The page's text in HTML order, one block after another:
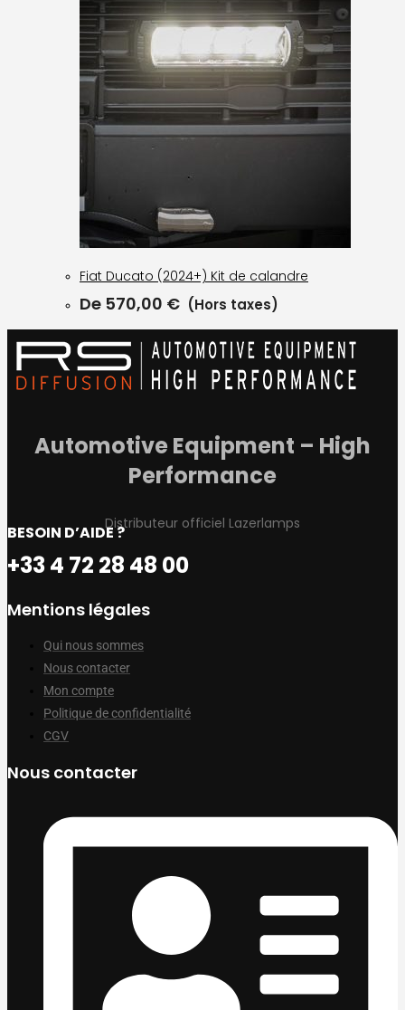
Fiat Ducato (2024+) Kit de calandre
De 570,00 € (Hors taxes)
Automotive Equipment – High
Performance
Distributeur officiel Lazerlamps
BESOIN D’AIDE ?
+33 4 72 28 48 00
Mentions légales
Qui nous sommes
Nous contacter
Mon compte
Politique de confidentialité
CGV
Nous contacter